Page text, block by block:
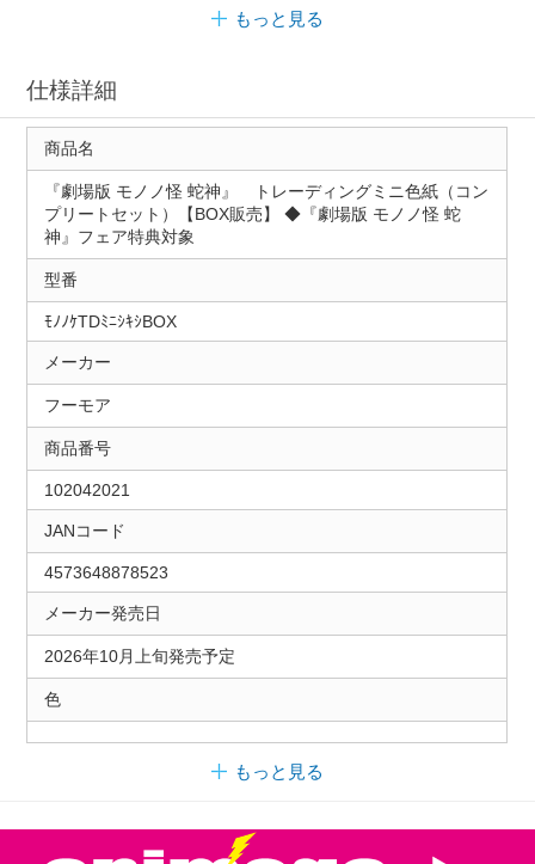
もっと見る
仕様詳細
商品名
『劇場版 モノノ怪 蛇神』 トレーディングミニ色紙（コン
プリートセット）【BOX販売】 ◆『劇場版 モノノ怪 蛇
神』フェア特典対象
型番
ﾓﾉﾉｹTDﾐﾆｼｷｼBOX
メーカー
フーモア
商品番号
102042021
JANコード
4573648878523
メーカー発売日
2026年10月上旬発売予定
色
もっと見る